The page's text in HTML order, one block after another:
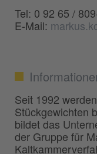
Tel: 0 92 65 /
E-Mail:
Seit 1992
Stückgewichten
bildet das
der Gruppe für